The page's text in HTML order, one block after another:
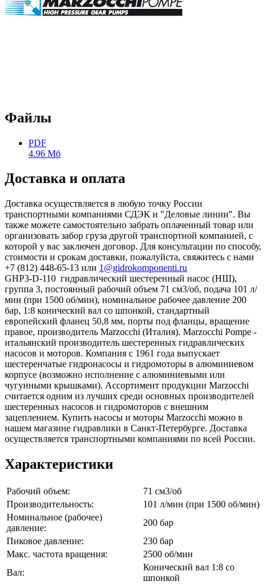
Файлы
PDF
4.96 Мб
Доставка и оплата
Доставка осуществляется в любую точку России
транспортными компаниями СДЭК и "Деловые линии". Вы
также можете самостоятельно забрать оплаченный товар или
организовать забор груза другой транспортной компанией, с
которой у вас заключен договор. Для консультации по способу,
стоимости и срокам доставки, пожалуйста, свяжитесь с нами
+7 (812) 448-65-13 или 1@gidrokomponenti.ru
GHP3-D-110 гидравлический шестеренный насос (НШ),
группа 3, постоянный рабочий объем 71 см3/об, подача 101 л/
мин (при 1500 об/мин), номинальное рабочее давление 200
бар, 1:8 конический вал со шпонкой, стандартный
европейский фланец 50,8 мм, порты под фланцы, вращение
правое, производитель Marzocchi (Италия). Marzocchi Pompe -
итальянский производитель шестеренных гидравлических
насосов и моторов. Компания с 1961 года выпускает
шестеренчатые гидронасосы и гидромоторы в алюминиевом
корпусе (возможно исполнение с алюминиевыми или
чугунными крышками). Ассортимент продукции Marzocchi
считается одним из лучших среди основных производителей
шестеренных насосов и гидромоторов с внешним
зацеплением. Купить насосы и моторы Marzocchi можно в
нашем магазине гидравлики в Санкт-Петербурге. Доставка
осуществляется транспортными компаниями по всей России.
Характеристики
Рабочий объем:
71 см3/об
Производительность:
101 л/мин (при 1500 об/мин)
Номинальное (рабочее)
давление:
200 бар
Пиковое давление:
230 бар
Макс. частота вращения:
2500 об/мин
Вал:
Конический вал 1:8 со
шпонкой